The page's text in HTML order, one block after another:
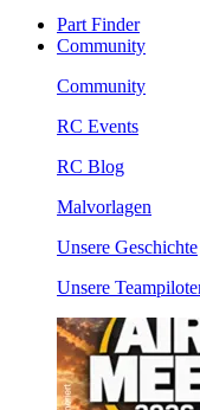
Part Finder
Community
Community
RC Events
RC Blog
Malvorlagen
Unsere Geschichte
Unsere